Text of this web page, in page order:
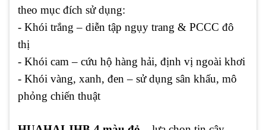
theo mục đích sử dụng:
- Khói trắng – diễn tập ngụy trang & PCCC đô
thị
- Khói cam – cứu hộ hàng hải, định vị ngoài khơi
- Khói vàng, xanh, đen – sử dụng sân khấu, mô
phỏng chiến thuật